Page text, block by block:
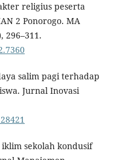
religius peserta
2 Ponorogo. MA
296–311.
salim pagi terhadap
Jurnal Inovasi
sekolah kondusif